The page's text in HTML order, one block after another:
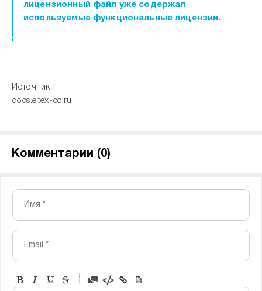
лицензионный файл уже содержал
используемые функциональные лицензии.
Источник:
docs.eltex-co.ru
Комментарии (0)
Имя *
Email *
-
-